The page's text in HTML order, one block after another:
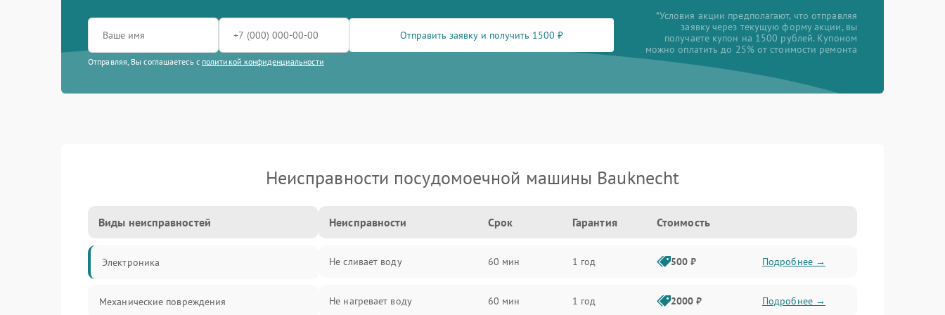
Отправить заявку и получить 1500 ₽
Отправляя, Вы соглашаетесь с политикой конфиденциальности
*Условия акции предполагают, что отправляя
заявку через текущую форму акции, вы
получаете купон на 1500 рублей. Купоном
можно оплатить до 25% от стоимости ремонта
Неисправности посудомоечной машины Bauknecht
Виды неисправностей
Электроника
Механические повреждения
Неисправности Срок Гарантия Стоимость
Не сливает воду 60 мин 1 год 500 ₽ Подробнее →
Не нагревает воду 60 мин 1 год 2000 ₽ Подробнее →